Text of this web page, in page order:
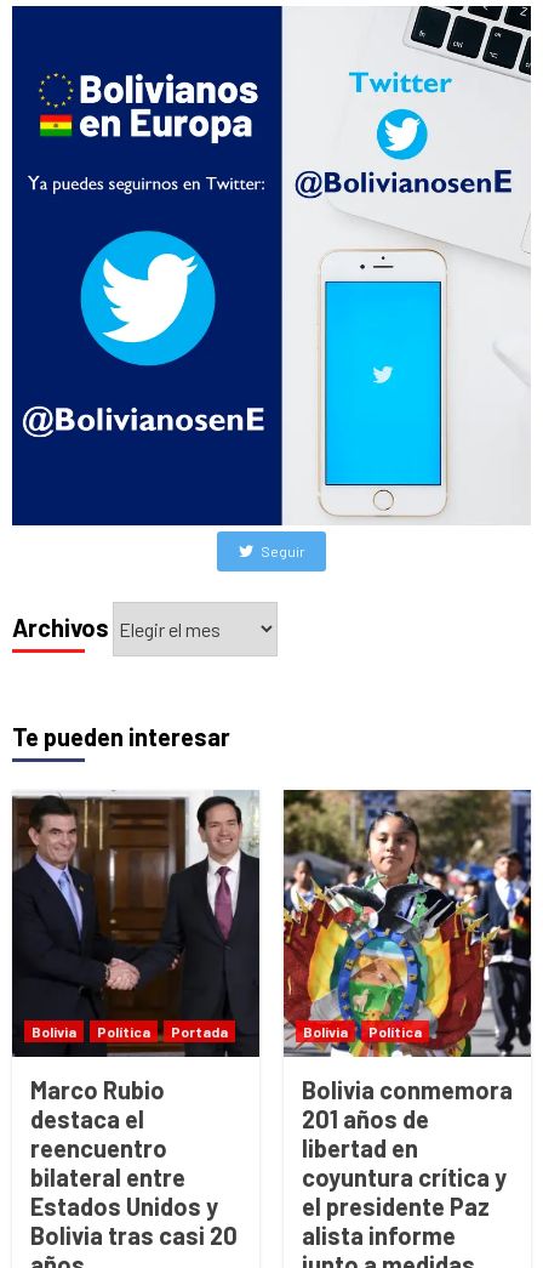
Seguir
Archivos
Archivos
Te pueden interesar
Bolivia Política Portada
Marco Rubio
destaca el
reencuentro
bilateral entre
Estados Unidos y
Bolivia tras casi 20
Bolivia Política
Bolivia conmemora
201 años de
libertad en
coyuntura crítica y
el presidente Paz
alista informe